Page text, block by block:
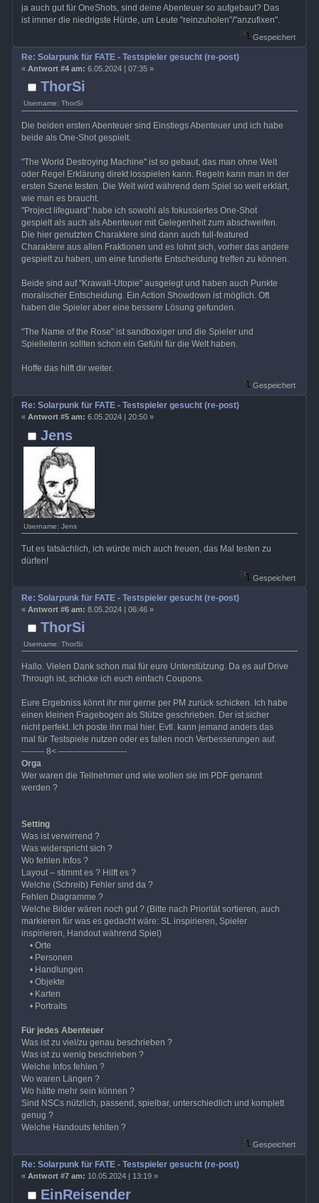
ja auch gut für OneShots, sind deine Abenteuer so aufgebaut? Das
ist immer die niedrigste Hürde, um Leute "reinzuholen"/"anzufixen".
Gespeichert
ThorSi
Username: ThorSi
Re: Solarpunk für FATE - Testspieler gesucht (re-post)
« Antwort #4 am: 6.05.2024 | 07:35 »
Die beiden ersten Abenteuer sind Einstiegs Abenteuer und ich habe
beide als One-Shot gespielt.
"The World Destroying Machine" ist so gebaut, das man ohne Welt
oder Regel Erklärung direkt losspielen kann. Regeln kann man in der
ersten Szene testen. Die Welt wird während dem Spiel so weit erklärt,
wie man es braucht.
"Project lifeguard" habe ich sowohl als fokussiertes One-Shot
gespielt als auch als Abenteuer mit Gelegenheit zum abschweifen.
Die hier genutzten Charaktere sind dann auch full-featured
Charaktere aus allen Fraktionen und es lohnt sich, vorher das andere
gespielt zu haben, um eine fundierte Entscheidung treffen zu können.
Beide sind auf "Krawall-Utopie" ausgelegt und haben auch Punkte
moralischer Entscheidung. Ein Action Showdown ist möglich. Oft
haben die Spieler aber eine bessere Lösung gefunden.
"The Name of the Rose" ist sandboxiger und die Spieler und
Spielleiterin sollten schon ein Gefühl für die Welt haben.
Hoffe das hilft dir weiter.
Gespeichert
Jens
Username: Jens
Re: Solarpunk für FATE - Testspieler gesucht (re-post)
« Antwort #5 am: 6.05.2024 | 20:50 »
Tut es tatsächlich, ich würde mich auch freuen, das Mal testen zu
dürfen!
Gespeichert
ThorSi
Username: ThorSi
Re: Solarpunk für FATE - Testspieler gesucht (re-post)
« Antwort #6 am: 8.05.2024 | 06:46 »
Hallo. Vielen Dank schon mal für eure Unterstützung. Da es auf Drive
Through ist, schicke ich euch einfach Coupons.
Eure Ergebniss könnt ihr mir gerne per PM zurück schicken. Ich habe
einen kleinen Fragebogen als Stütze geschrieben. Der ist sicher
nicht perfekt. Ich poste ihn mal hier. Evtl. kann jemand anders das
mal für Testspiele nutzen oder es fallen noch Verbesserungen auf.
-------- 8< ------------------------
Orga
Wer waren die Teilnehmer und wie wollen sie im PDF genannt
werden ?
Setting
Was ist verwirrend ?
Was widerspricht sich ?
Wo fehlen Infos ?
Layout – stimmt es ? Hilft es ?
Welche (Schreib) Fehler sind da ?
Fehlen Diagramme ?
Welche Bilder wären noch gut ? (Bitte nach Priorität sortieren, auch
markieren für was es gedacht wäre: SL inspirieren, Spieler
inspirieren, Handout während Spiel)
• Orte
• Personen
• Handlungen
• Objekte
• Karten
• Portraits
Für jedes Abenteuer
Was ist zu viel/zu genau beschrieben ?
Was ist zu wenig beschrieben ?
Welche Infos fehlen ?
Wo waren Längen ?
Wo hätte mehr sein können ?
Sind NSCs nützlich, passend, spielbar, unterschiedlich und komplett
genug ?
Welche Handouts fehlten ?
Gespeichert
EinReisender
Re: Solarpunk für FATE - Testspieler gesucht (re-post)
« Antwort #7 am: 10.05.2024 | 13:19 »